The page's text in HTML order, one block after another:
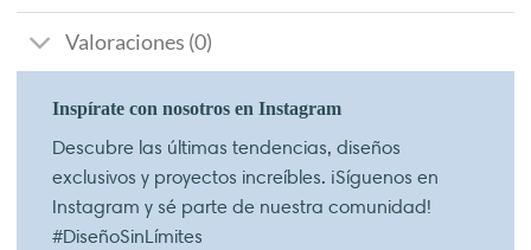
Valoraciones (0)
Inspírate con nosotros en Instagram
Descubre las últimas tendencias, diseños
exclusivos y proyectos increíbles. ¡Síguenos en
Instagram y sé parte de nuestra comunidad!
#DiseñoSinLímites